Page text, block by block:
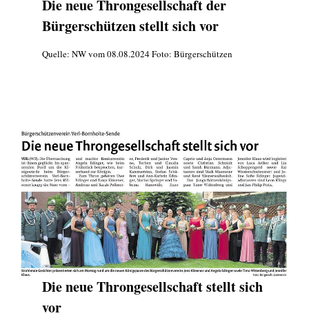
Die neue Throngesellschaft der
Bürgerschützen stellt sich vor
Quelle: NW vom 08.08.2024 Foto: Bürgerschützen
Die neue Throngesellschaft stellt sich
vor